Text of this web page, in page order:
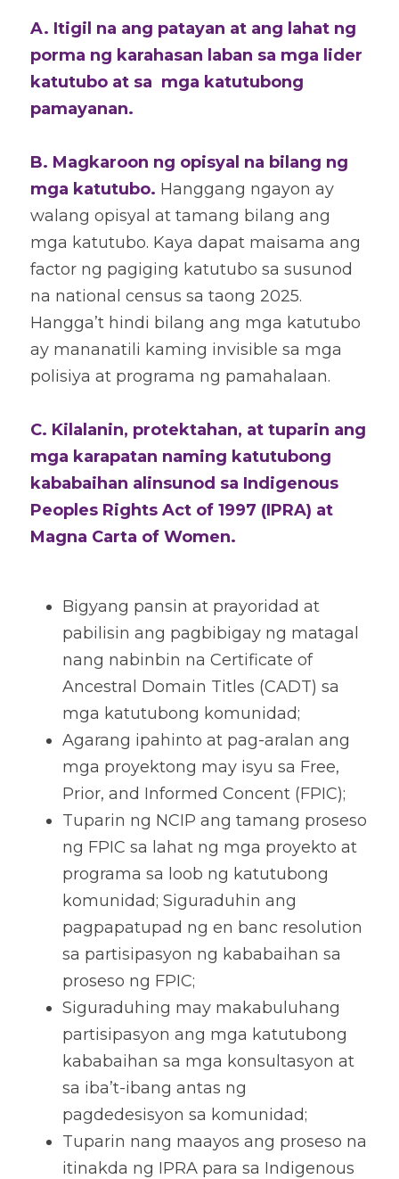
A. Itigil na ang patayan at ang lahat ng
porma ng karahasan laban sa mga lider
katutubo at sa  mga katutubong
pamayanan.
B. Magkaroon ng opisyal na bilang ng
mga katutubo. Hanggang ngayon ay
walang opisyal at tamang bilang ang
mga katutubo. Kaya dapat maisama ang
factor ng pagiging katutubo sa susunod
na national census sa taong 2025.
Hangga’t hindi bilang ang mga katutubo
ay mananatili kaming invisible sa mga
polisiya at programa ng pamahalaan.
C. Kilalanin, protektahan, at tuparin ang
mga karapatan naming katutubong
kababaihan alinsunod sa Indigenous
Peoples Rights Act of 1997 (IPRA) at
Magna Carta of Women.
Bigyang pansin at prayoridad at
pabilisin ang pagbibigay ng matagal
nang nabinbin na Certificate of
Ancestral Domain Titles (CADT) sa
mga katutubong komunidad;
Agarang ipahinto at pag-aralan ang
mga proyektong may isyu sa Free,
Prior, and Informed Concent (FPIC);
Tuparin ng NCIP ang tamang proseso
ng FPIC sa lahat ng mga proyekto at
programa sa loob ng katutubong
komunidad; Siguraduhin ang
pagpapatupad ng en banc resolution
sa partisipasyon ng kababaihan sa
proseso ng FPIC;
Siguraduhing may makabuluhang
partisipasyon ang mga katutubong
kababaihan sa mga konsultasyon at
sa iba’t-ibang antas ng
pagdedesisyon sa komunidad;
Tuparin nang maayos ang proseso na
itinakda ng IPRA para sa Indigenous